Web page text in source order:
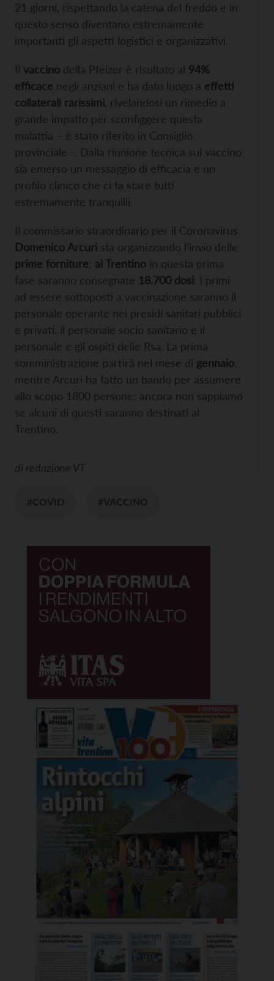
21 giorni, rispettando la catena del freddo e in
questo senso diventano estremamente
importanti gli aspetti logistici e organizzativi.
Il vaccino della Pfeizer è risultato al 94%
efficace negli anziani e ha dato luogo a effetti
collaterali rarissimi, rivelandosi un rimedio a
grande impatto per sconfiggere questa
malattia – è stato riferito in Consiglio
provinciale -. Dalla riunione tecnica sul vaccino
sia emerso un messaggio di efficacia e un
profilo clinico che ci fa stare tutti
estremamente tranquilli.
Il commissario straordinario per il Coronavirus
Domenico Arcuri sta organizzando l’invio delle
prime forniture: al Trentino in questa prima
fase saranno consegnate 18.700 dosi. I primi
ad essere sottoposti a vaccinazione saranno il
personale operante nei presidi sanitari pubblici
e privati, il personale socio sanitario e il
personale e gli ospiti delle Rsa. La prima
somministrazione partirà nel mese di gennaio,
mentre Arcuri ha fatto un bando per assumere
allo scopo 1800 persone: ancora non sappiamo
se alcuni di questi saranno destinati al
Trentino.
di redazione VT
#COVID #VACCINO